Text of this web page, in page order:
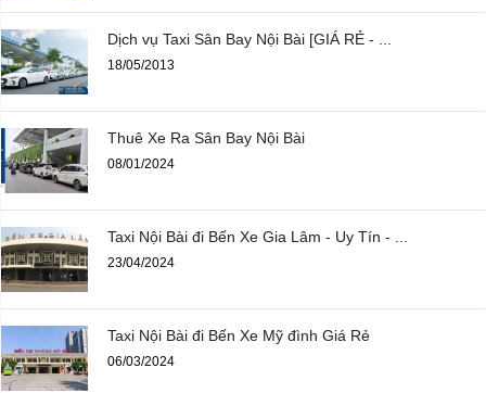
Dịch vụ Taxi Sân Bay Nội Bài [GIÁ RẺ - ...
18/05/2013
Thuê Xe Ra Sân Bay Nội Bài
08/01/2024
Taxi Nội Bài đi Bến Xe Gia Lâm - Uy Tín - ...
23/04/2024
Taxi Nội Bài đi Bến Xe Mỹ đình Giá Rẻ
06/03/2024